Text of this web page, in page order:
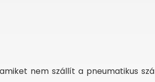
nem szállít a pneumatikus